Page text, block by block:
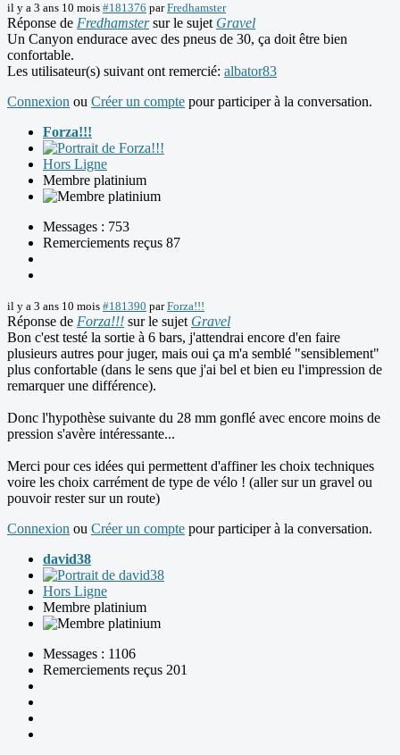
il y a 3 ans 10 mois #181376 parFredhamster
Réponse de Fredhamstersur le sujet Gravel
Un Canyon endurace avec des pneus de 30, ça doit être bien
confortable.
Les utilisateur(s) suivant ont remercié: albator83
Connexion ou Créer un compte pour participer à la conversation.
Forza!!!
Hors Ligne
Membre platinium
Messages : 753
Remerciements reçus 87
il y a 3 ans 10 mois #181390 parForza!!!
Réponse de Forza!!! sur le sujet Gravel
Bon c'est testé la sortie à 6 bars, j'attendrai encore d'en faire
plusieurs autres pour juger, mais oui ça m'a semblé "sensiblement"
plus confortable (dans le sens que j'ai bel et bien eu l'impression de
remarquer une différence).
Donc l'hypothèse suivante du 28 mm gonflé avec encore moins de
pression s'avère intéressante...
Merci pour ces idées qui permettent d'affiner les choix techniques
voire les choix carrément de type de vélo ! (aller sur un gravel ou
pouvoir rester sur un route)
Connexion ou Créer un compte pour participer à la conversation.
david38
Hors Ligne
Membre platinium
Messages : 1106
Remerciements reçus 201